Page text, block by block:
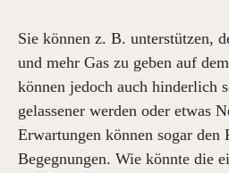
Sie können z. B. unterstützen,
und mehr Gas zu geben auf
können jedoch auch hinderlich
gelassener werden oder etwas
Erwartungen können sogar den
Begegnungen. Wie könnte die